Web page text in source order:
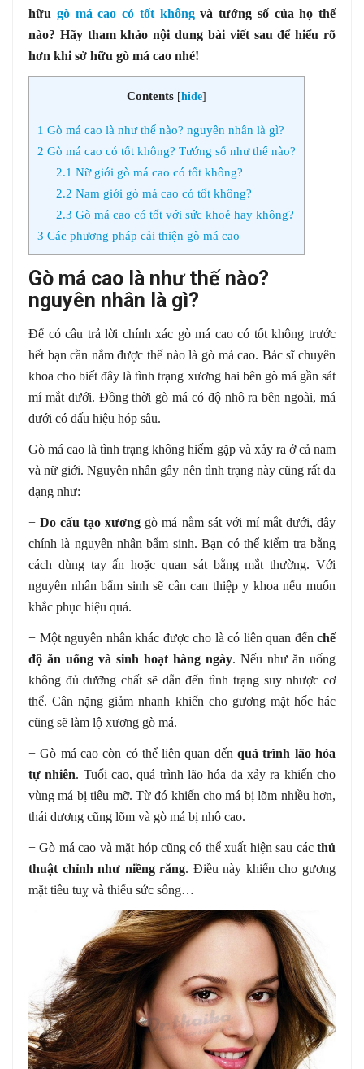
hữu gò má cao có tốt khôngvà tướng số của họ thế
nào? Hãy tham khảo nội dung bài viết sau để hiểu rõ
hơn khi sở hữu gò má cao nhé!
Contents [hide]
1 Gò má cao là như thế nào? nguyên nhân là gì?
2 Gò má cao có tốt không? Tướng số như thế nào?
2.1 Nữ giới gò má cao có tốt không?
2.2 Nam giới gò má cao có tốt không?
2.3 Gò má cao có tốt với sức khoẻ hay không?
3 Các phương pháp cải thiện gò má cao
Gò má cao là như thế nào?
nguyên nhân là gì?
Để có câu trả lời chính xác gò má cao có tốt không trước
hết bạn cần nắm được thế nào là gò má cao. Bác sĩ chuyên
khoa cho biết đây là tình trạng xương hai bên gò má gần sát
mí mắt dưới. Đồng thời gò má có độ nhô ra bên ngoài, má
dưới có dấu hiệu hóp sâu.
Gò má cao là tình trạng không hiếm gặp và xảy ra ở cả nam
và nữ giới. Nguyên nhân gây nên tình trạng này cũng rất đa
dạng như:
+Do cấu tạo xương gò má nằm sát với mí mắt dưới, đây
chính là nguyên nhân bẩm sinh. Bạn có thể kiểm tra bằng
cách dùng tay ấn hoặc quan sát bằng mắt thường. Với
nguyên nhân bẩm sinh sẽ cần can thiệp y khoa nếu muốn
khắc phục hiệu quả.
+ Một nguyên nhân khác được cho là có liên quan đến chế
độ ăn uống và sinh hoạt hàng ngày. Nếu như ăn uống
không đủ dưỡng chất sẽ dẫn đến tình trạng suy nhược cơ
thể. Cân nặng giảm nhanh khiến cho gương mặt hốc hác
cũng sẽ làm lộ xương gò má.
+ Gò má cao còn có thể liên quan đếnquá trình lão hóa
tự nhiên. Tuổi cao, quá trình lão hóa da xảy ra khiến cho
vùng má bị tiêu mỡ. Từ đó khiến cho má bị lõm nhiều hơn,
thái dương cũng lõm và gò má bị nhô cao.
+ Gò má cao và mặt hóp cũng có thể xuất hiện sau các thủ
thuật chỉnh như niềng răng. Điều này khiến cho gương
mặt tiều tuỵ và thiếu sức sống…